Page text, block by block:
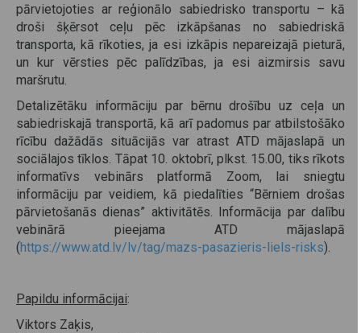
pārvietojoties ar reģionālo sabiedrisko transportu – kā
droši šķērsot ceļu pēc izkāpšanas no sabiedriskā
transporta, kā rīkoties, ja esi izkāpis nepareizajā pieturā,
un kur vērsties pēc palīdzības, ja esi aizmirsis savu
maršrutu.
Detalizētāku informāciju par bērnu drošību uz ceļa un
sabiedriskajā transportā, kā arī padomus par atbilstošāko
rīcību dažādās situācijās var atrast ATD mājaslapā un
sociālajos tīklos. Tāpat 10. oktobrī, plkst. 15.00, tiks rīkots
informatīvs vebinārs platformā Zoom, lai sniegtu
informāciju par veidiem, kā piedalīties “Bērniem drošas
pārvietošanās dienas” aktivitātēs. Informācija par dalību
vebinārā pieejama ATD mājaslapā
(https://www.atd.lv/lv/tag/mazs-pasazieris-liels-risks).
Papildu informācijai:
Viktors Zaķis,